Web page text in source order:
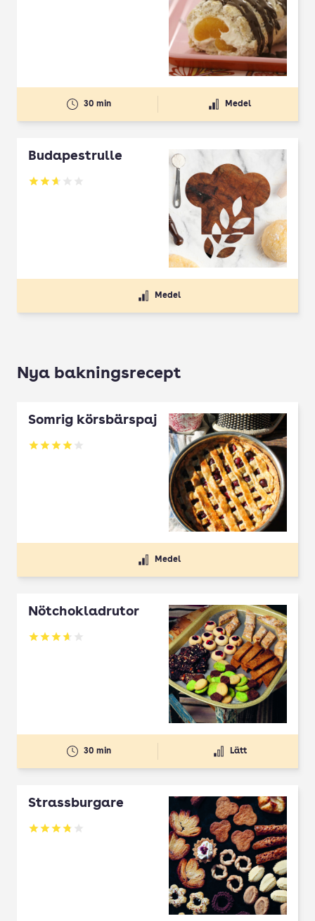
30 min Medel
Budapestrulle
Betyg: 2.67 av 5
Medel
Nya bakningsrecept
Somrig körsbärspaj
Betyg: 4 av 5
Medel
Nötchokladrutor
Betyg: 3.65 av 5
30 min Lätt
Strassburgare
Betyg: 3.78 av 5